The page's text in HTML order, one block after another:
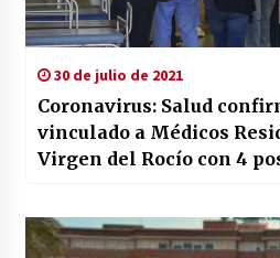
30 de julio de 2021
Coronavirus: Salud
vinculado a Médicos
Virgen del Rocío con 4